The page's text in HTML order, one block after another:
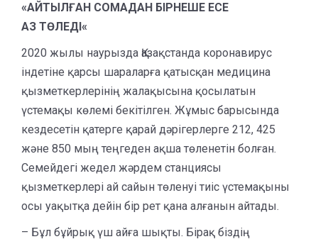
«АЙТЫЛҒАН СОМАДАН БІРНЕШЕ ЕСЕ
АЗ ТӨЛЕДІ «
2020 жылы наурызда Қазақстанда коронавирус
індетіне қарсы шараларға қатысқан медицина
қызметкерлерінің жалақысына қосылатын
үстемақы көлемі бекітілген. Жұмыс барысында
кездесетін қатерге қарай дәрігерлерге 212, 425
және 850 мың теңгеден ақша төленетін болған.
Семейдегі жедел жәрдем станциясы
қызметкерлері ай сайын төленуі тиіс үстемақыны
осы уақытқа дейін бір рет қана алғанын айтады.
– Бұл бұйрық үш айға шықты. Бірақ біздің